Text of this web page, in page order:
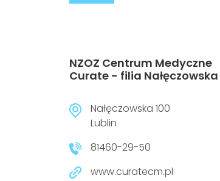
NZOZ Centrum Medyczne
Curate - filia Nałęczowska
Nałęczowska 100
Lublin
81460-29-50
www.curatecm.pl